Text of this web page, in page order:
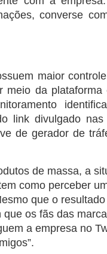
converse
maior
da plataforma
link divulgado
de gerador de
de massa, a
como perceber
que o
os fãs das
a empresa no